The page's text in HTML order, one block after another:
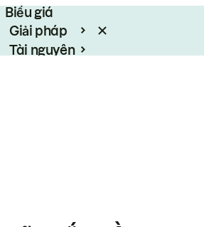
Biểu giá
Giải pháp
Tài nguyên